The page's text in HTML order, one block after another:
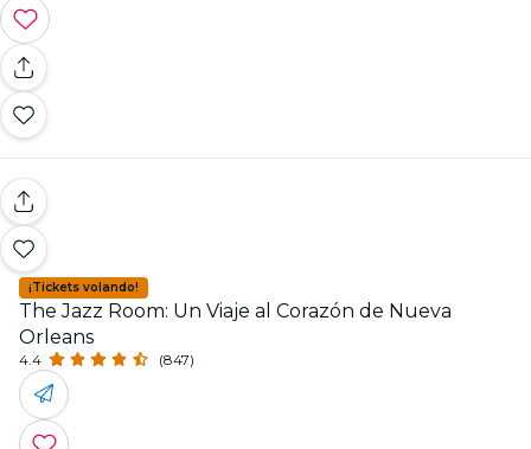
¡Tickets volando!
The Jazz Room: Un Viaje al Corazón de Nueva
Orleans
4.4 (847)